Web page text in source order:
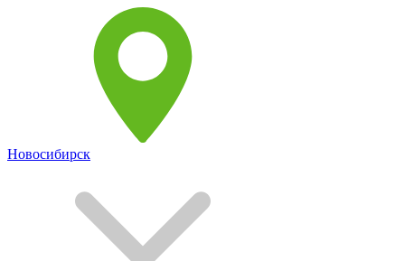
Новосибирск